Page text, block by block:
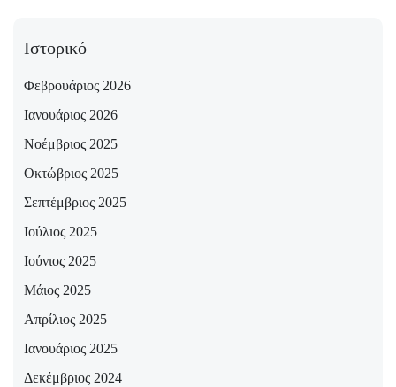
Ιστορικό
Φεβρουάριος 2026
Ιανουάριος 2026
Νοέμβριος 2025
Οκτώβριος 2025
Σεπτέμβριος 2025
Ιούλιος 2025
Ιούνιος 2025
Μάιος 2025
Απρίλιος 2025
Ιανουάριος 2025
Δεκέμβριος 2024